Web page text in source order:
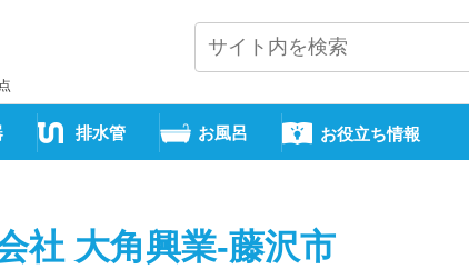
排水管 お風呂 お役立ち情報
社 大角興業-藤沢市